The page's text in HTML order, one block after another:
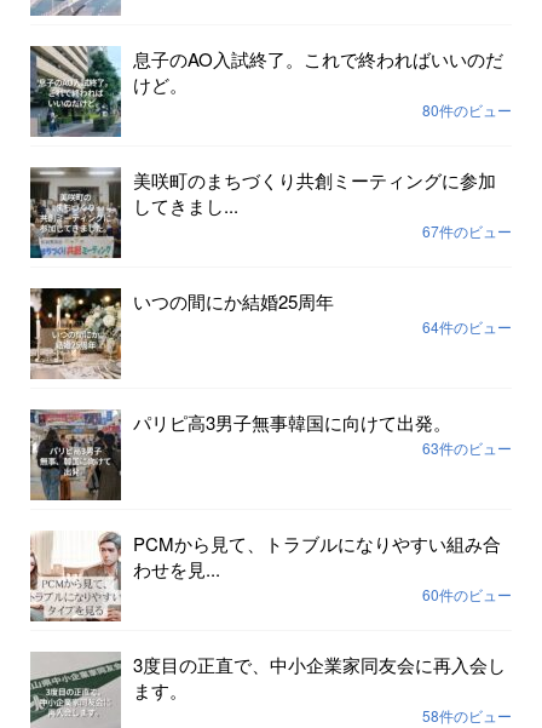
息子のAO入試終了。これで終わればいいのだ
けど。
80件のビュー
美咲町のまちづくり共創ミーティングに参加
してきまし...
67件のビュー
いつの間にか結婚25周年
64件のビュー
パリピ高3男子無事韓国に向けて出発。
63件のビュー
PCMから見て、トラブルになりやすい組み合
わせを見...
60件のビュー
3度目の正直で、中小企業家同友会に再入会し
ます。
58件のビュー